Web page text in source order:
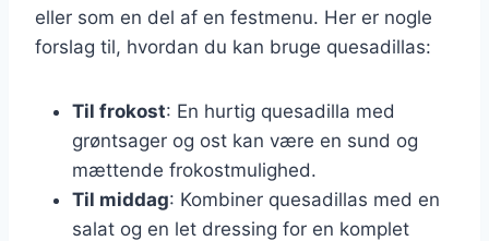
eller som en del af en festmenu. Her er nogle
forslag til, hvordan du kan bruge quesadillas:
Til frokost: En hurtig quesadilla med
grøntsager og ost kan være en sund og
mættende frokostmulighed.
Til middag: Kombiner quesadillas med en
salat og en let dressing for en komplet